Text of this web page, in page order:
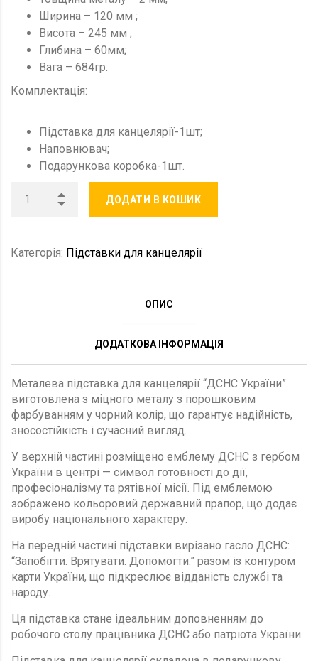
Ширина – 120 мм ;
Висота – 245 мм ;
Глибина – 60мм;
Вага – 684гр.
Комплектація:
Підставка для канцелярії-1шт;
Наповнювач;
Подарункова коробка-1шт.
ДОДАТИ В КОШИК
Категорія: Підставки для канцелярії
ОПИС
ДОДАТКОВА ІНФОРМАЦІЯ
Металева підставка для канцелярії “ДСНС України”
виготовлена з міцного металу з порошковим
фарбуванням у чорний колір, що гарантує надійність,
зносостійкість і сучасний вигляд.
У верхній частині розміщено емблему ДСНС з гербом
України в центрі — символ готовності до дії,
професіоналізму та рятівної місії. Під емблемою
зображено кольоровий державний прапор, що додає
виробу національного характеру.
На передній частині підставки вирізано гасло ДСНС:
“Запобігти. Врятувати. Допомогти.” разом із контуром
карти України, що підкреслює відданість службі та
народу.
Ця підставка стане ідеальним доповненням до
робочого столу працівника ДСНС або патріота України.